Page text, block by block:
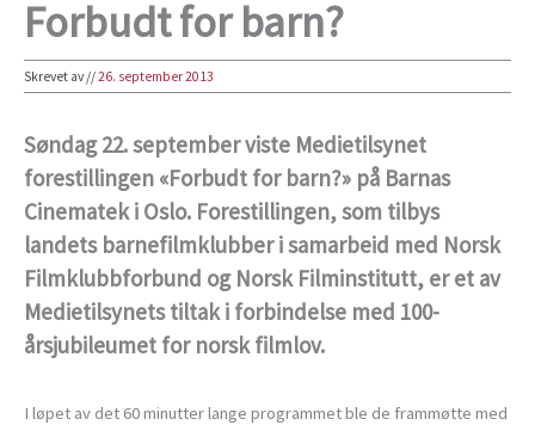
Forbudt for barn?
Skrevet av//26. september 2013
Søndag 22. september viste Medietilsynet
forestillingen «Forbudt for barn?» på Barnas
Cinematek i Oslo. Forestillingen, som tilbys
landets barnefilmklubber i samarbeid med Norsk
Filmklubbforbund og Norsk Filminstitutt, er et av
Medietilsynets tiltak i forbindelse med 100-
årsjubileumet for norsk filmlov.
I løpet av det 60 minutter lange programmet ble de frammøtte med